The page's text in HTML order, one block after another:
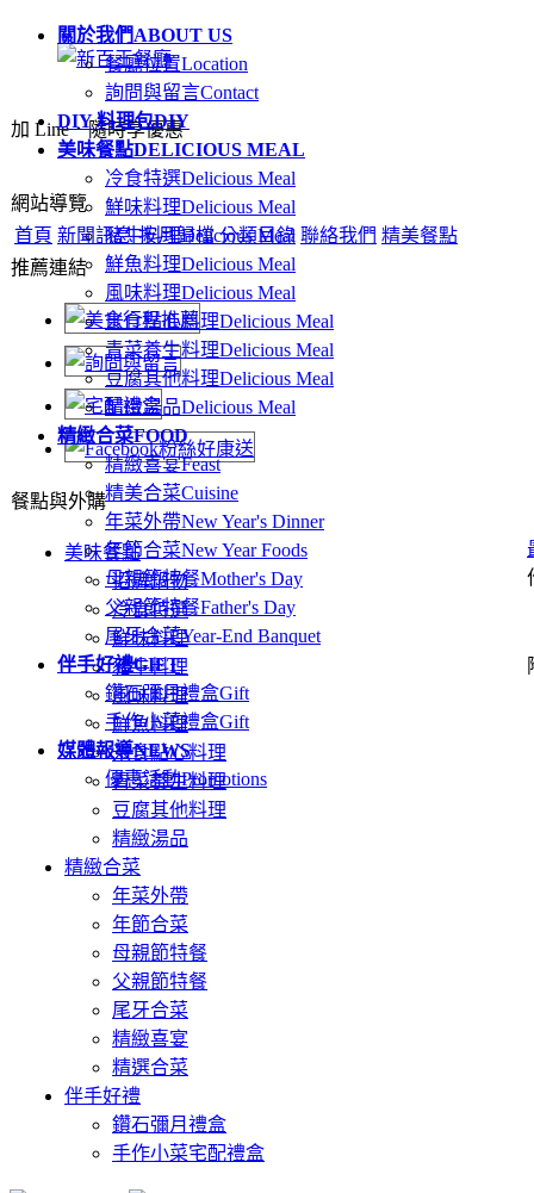
關於我們ABOUT US
餐廳位置Location
詢問與留言Contact
DIY 料理包DIY
美味餐點DELICIOUS MEAL
冷食特選Delicious Meal
鮮味料理Delicious Meal
豬牛料理Delicious Meal
鮮魚料理Delicious Meal
風味料理Delicious Meal
米食點心料理Delicious Meal
青菜養生料理Delicious Meal
豆腐其他料理Delicious Meal
精緻湯品Delicious Meal
精緻合菜FOOD
精緻喜宴Feast
精美合菜Cuisine
年菜外帶New Year's Dinner
年節合菜New Year Foods
母親節特餐Mother's Day
父親節特餐Father's Day
尾牙合菜Year-End Banquet
伴手好禮GIFT
鑽石彌月禮盒Gift
手作小菜禮盒Gift
媒體報導NEWS
優惠活動Promotions
加 Line．隨時享優惠
網站導覽
首頁 新聞訊息 按月歸檔 分類目錄 聯絡我們 精美餐點
推薦連結
餐點與外購
美味餐點
招牌鍋物
冷食特選
鮮味料理
豬牛料理
風味料理
鮮魚料理
米食點心料理
青菜養生料理
豆腐其他料理
精緻湯品
精緻合菜
年菜外帶
年節合菜
母親節特餐
父親節特餐
尾牙合菜
精緻喜宴
精選合菜
伴手好禮
鑽石彌月禮盒
手作小菜宅配禮盒